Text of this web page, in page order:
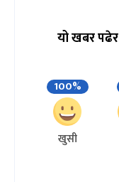
यो खबर
100%
खुसी